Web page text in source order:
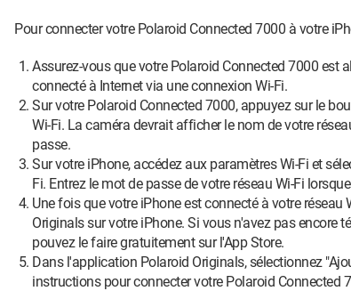
Pour connecter votre Polaroid Connected 7000 à votre
Assurez-vous que votre Polaroid Connected 7000 est
connecté à Internet via une connexion Wi-Fi.
Sur votre Polaroid Connected 7000, appuyez sur le
Wi-Fi. La caméra devrait afficher le nom de votre
passe.
Sur votre iPhone, accédez aux paramètres Wi-Fi et
Fi. Entrez le mot de passe de votre réseau Wi-Fi
Une fois que votre iPhone est connecté à votre
Originals sur votre iPhone. Si vous n'avez pas encore
pouvez le faire gratuitement sur l'App Store.
Dans l'application Polaroid Originals, sélectionnez
instructions pour connecter votre Polaroid Connected